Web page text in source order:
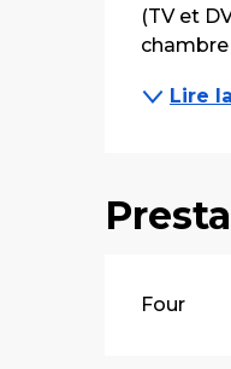
(TV et
chambre
Lire
Four